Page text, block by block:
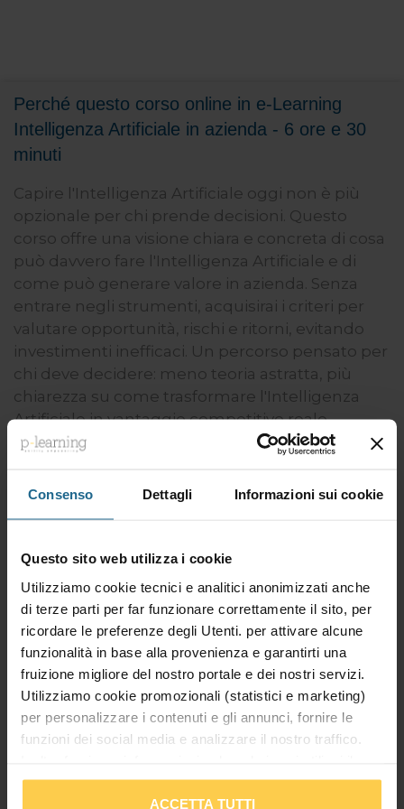
Consenso Dettagli Informazioni sui cookie
Questo sito web utilizza i cookie
Utilizziamo cookie tecnici e analitici anonimizzati anche
di terze parti per far funzionare correttamente il sito, per
ricordare le preferenze degli Utenti. per attivare alcune
funzionalità in base alla provenienza e garantirti una
fruizione migliore del nostro portale e dei nostri servizi.
Utilizziamo cookie promozionali (statistici e marketing)
per personalizzare i contenuti e gli annunci, fornire le
funzioni dei social media e analizzare il nostro traffico.
nostro sito ai nostri partner che si occupano di analisi dei
dati web, pubblicità e social media, i quali potrebbero
ACCETTA TUTTI
Perché questo corso online in e-Learning
Intelligenza Artificiale in azienda - 6 ore e 30
minuti
Capire l'Intelligenza Artificiale oggi non è più
opzionale per chi prende decisioni. Questo
corso offre una visione chiara e concreta di cosa
può davvero fare l'Intelligenza Artificiale e di
come può generare valore in azienda. Senza
entrare negli strumenti, acquisirai i criteri per
valutare opportunità, rischi e ritorni, evitando
investimenti inefficaci. Un percorso pensato per
chi deve decidere: meno teoria astratta, più
chiarezza su come trasformare l'Intelligenza
Artificiale in vantaggio competitivo reale.
Questo corso è destinato a Manager, executive
imprenditori) che devono valutare l'impatto
dell'Intelligenza Artificiale, orientare scelte
strategiche e guidarne l'introduzione in modo
consapevole, senza necessità di legarsi a uno o
più tool specifici.
Desideri maggiori
Informazioni sul corso?